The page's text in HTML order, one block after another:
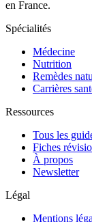
en France.
Spécialités
Médecine
Nutrition
Remèdes
Carrières
Ressources
Tous les
Fiches
À propos
Newsletter
Légal
Mentions